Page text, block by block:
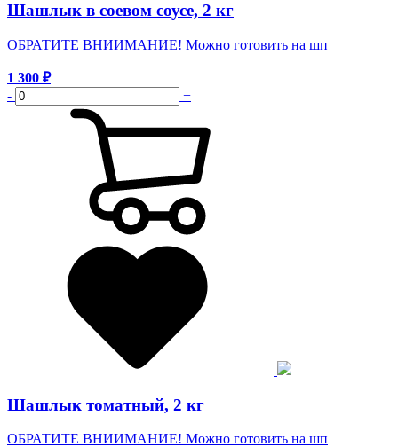
Шашлык в соевом соусе, 2 кг
ОБРАТИТЕ ВНИИМАНИЕ! Можно готовить на шп
1 300 ₽
-
+
Шашлык томатный, 2 кг
ОБРАТИТЕ ВНИИМАНИЕ! Можно готовить на шп